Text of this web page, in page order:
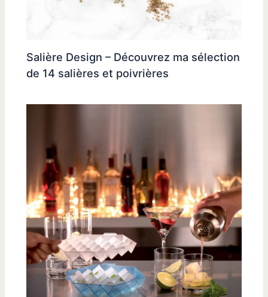
Salière Design – Découvrez ma sélection
de 14 salières et poivrières